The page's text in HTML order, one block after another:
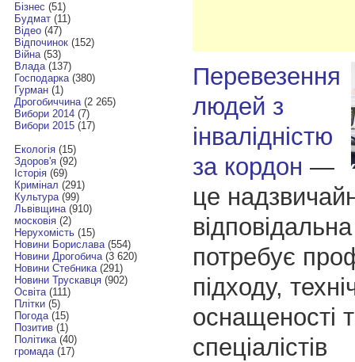
Бізнес (51)
Будмат(11)
Відео(47)
Відпочинок(152)
Війна(53)
Влада(137)
Господарка(380)
Гурман(1)
Дрогобиччина(2 265)
Вибори 2014(7)
Вибори 2015(17)
Екологія(15)
Здоров'я(92)
Історія(69)
Кримінал (291)
Культура(99)
Львівщина(910)
московія(2)
Нерухомість(15)
Новини Борислава(554)
Новини Дрогобича(3 620)
Новини Стебника(291)
Новини Трускавця(902)
Освіта(111)
Плітки(5)
Погода(15)
Позитив(1)
Політика(40)
громада(17)
Перевезення
людей з
інвалідністю
за кордон —
це
потребує
підходу,
оснащеності
спеціалістів